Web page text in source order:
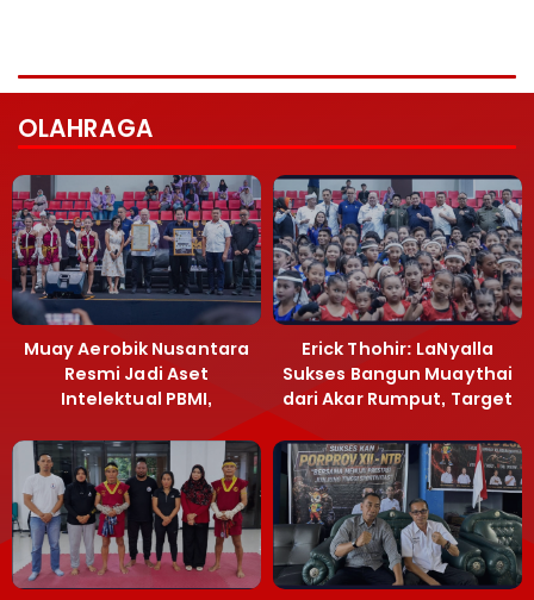
OLAHRAGA
Muay Aerobik Nusantara
Resmi Jadi Aset
Intelektual PBMI,
Terobosan Bangun
Grassroots
Erick Thohir: LaNyalla
Sukses Bangun Muaythai
dari Akar Rumput, Target